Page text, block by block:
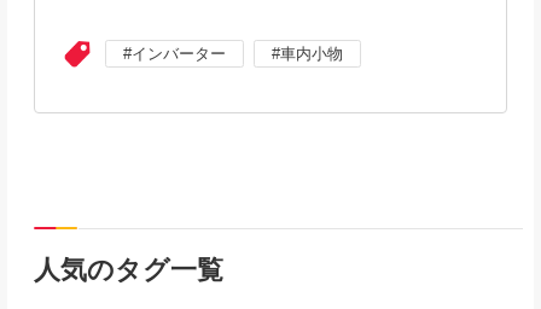
インバーター 車内小物
人気のタグ一覧